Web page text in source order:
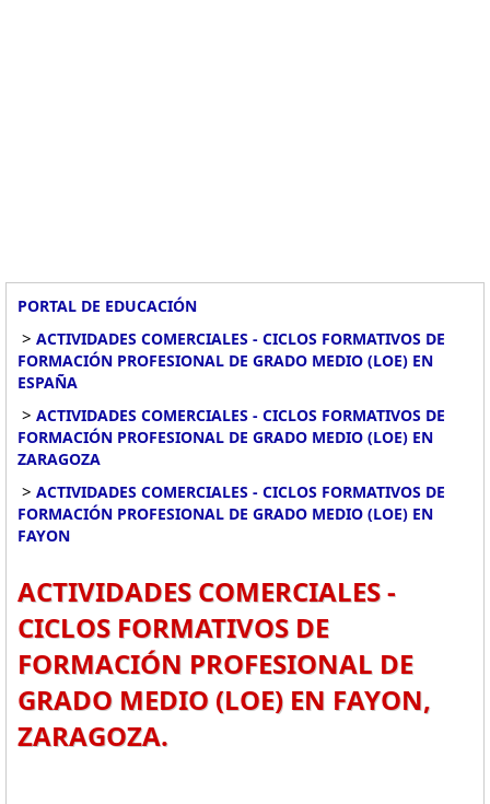
PORTAL DE EDUCACIÓN
> ACTIVIDADES COMERCIALES - CICLOS FORMATIVOS DE
FORMACIÓN PROFESIONAL DE GRADO MEDIO (LOE) EN
ESPAÑA
> ACTIVIDADES COMERCIALES - CICLOS FORMATIVOS DE
FORMACIÓN PROFESIONAL DE GRADO MEDIO (LOE) EN
ZARAGOZA
> ACTIVIDADES COMERCIALES - CICLOS FORMATIVOS DE
FORMACIÓN PROFESIONAL DE GRADO MEDIO (LOE) EN
FAYON
ACTIVIDADES COMERCIALES -
CICLOS FORMATIVOS DE
FORMACIÓN PROFESIONAL DE
GRADO MEDIO (LOE) EN FAYON,
ZARAGOZA.